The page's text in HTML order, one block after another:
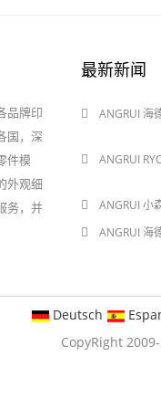
品牌印
国，深
件模
外观细
务，并
最新新闻
ANGRUI 海
ANGRUI
ANGRUI 小
ANGRUI 海
Deutsch
CopyRight